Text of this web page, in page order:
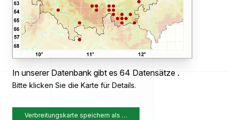
In unserer Datenbank gibt es 64 Datensätze .
Bitte klicken Sie die Karte für Details.
Verbreitungskarte speichern als …